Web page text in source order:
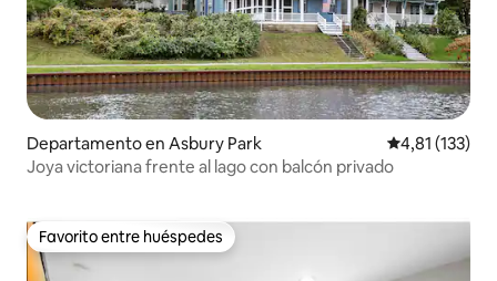
Departamento en Asbury Park Calificación
4,81 (133)
Joya victoriana frente al lago con balcón privado
Favorito entre huéspedes
Favorito entre huéspedes